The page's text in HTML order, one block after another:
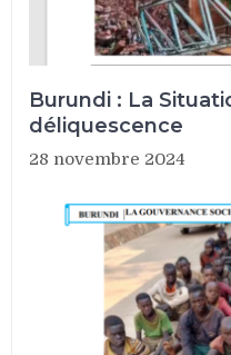
Burundi : La
déliquescence
28 novembre 2024